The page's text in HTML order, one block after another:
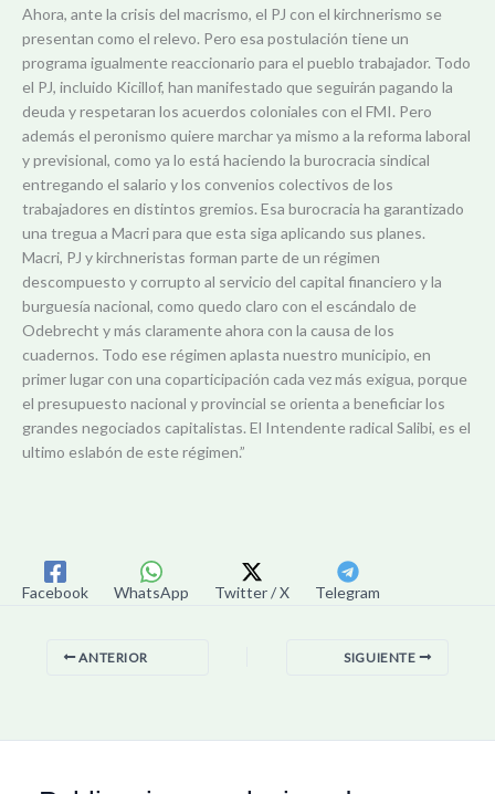
Ahora, ante la crisis del macrismo, el PJ con el kirchnerismo se
presentan como el relevo. Pero esa postulación tiene un
programa igualmente reaccionario para el pueblo trabajador. Todo
el PJ, incluido Kicillof, han manifestado que seguirán pagando la
deuda y respetaran los acuerdos coloniales con el FMI. Pero
además el peronismo quiere marchar ya mismo a la reforma laboral
y previsional, como ya lo está haciendo la burocracia sindical
entregando el salario y los convenios colectivos de los
trabajadores en distintos gremios. Esa burocracia ha garantizado
una tregua a Macri para que esta siga aplicando sus planes.
Macri, PJ y kirchneristas forman parte de un régimen
descompuesto y corrupto al servicio del capital financiero y la
burguesía nacional, como quedo claro con el escándalo de
Odebrecht y más claramente ahora con la causa de los
cuadernos. Todo ese régimen aplasta nuestro municipio, en
primer lugar con una coparticipación cada vez más exigua, porque
el presupuesto nacional y provincial se orienta a beneficiar los
grandes negociados capitalistas. El Intendente radical Salibi, es el
ultimo eslabón de este régimen.”
Facebook WhatsApp Twitter / X Telegram
ANTERIOR SIGUIENTE